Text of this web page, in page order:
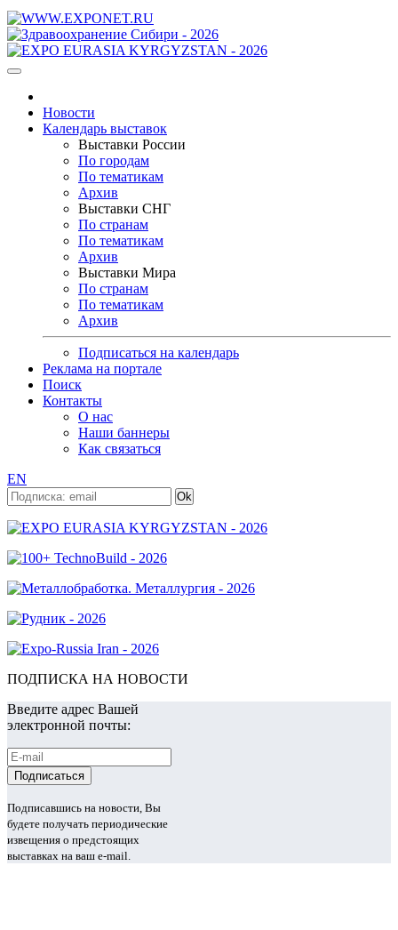
Новости
Календарь выставок
Выставки России
По городам
По тематикам
Архив
Выставки СНГ
По странам
По тематикам
Архив
Выставки Мира
По странам
По тематикам
Архив
Подписаться на календарь
Реклама на портале
Поиск
Контакты
О нас
Наши баннеры
Как связаться
EN
ПОДПИСКА НА НОВОСТИ
Введите адрес Вашей
электронной почты:
Подписавшись на новости, Вы
будете получать периодические
извещения о предстоящих
выставках на ваш e-mail.